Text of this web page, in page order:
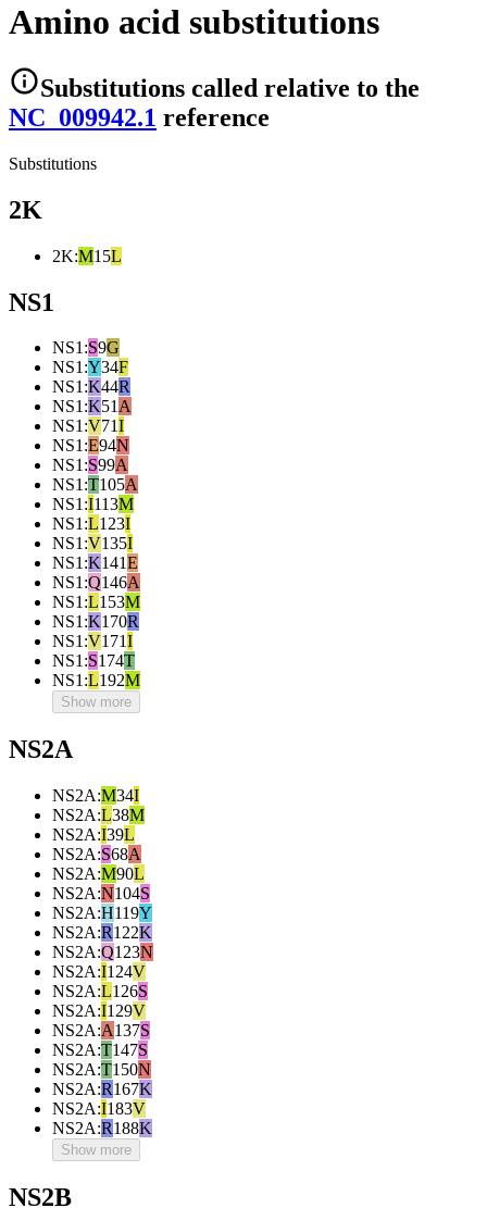
Amino acid substitutions
Substitutions called relative to the
NC_009942.1 reference
Substitutions
2K
2K:M15L
NS1
NS1:S9G
NS1:Y34F
NS1:K44R
NS1:K51A
NS1:V71I
NS1:E94N
NS1:S99A
NS1:T105A
NS1:I113M
NS1:L123I
NS1:V135I
NS1:K141E
NS1:Q146A
NS1:L153M
NS1:K170R
NS1:V171I
NS1:S174T
NS1:L192M
Show more
NS2A
NS2A:M34I
NS2A:L38M
NS2A:I39L
NS2A:S68A
NS2A:M90L
NS2A:N104S
NS2A:H119Y
NS2A:R122K
NS2A:Q123N
NS2A:I124V
NS2A:L126S
NS2A:I129V
NS2A:A137S
NS2A:T147S
NS2A:T150N
NS2A:R167K
NS2A:I183V
NS2A:R188K
Show more
NS2B